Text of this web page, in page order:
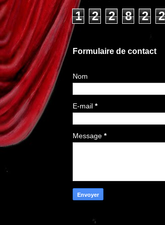
1 2 2 8 2 2
Formulaire de contact
Nom
E-mail *
Message *